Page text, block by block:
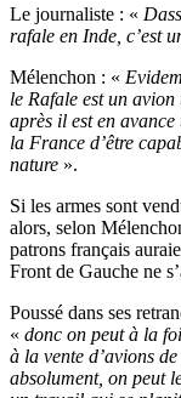
Le journaliste : «
rafale en Inde, c’est
Mélenchon : «
le Rafale est un
après il est en
la France d’être
nature ».
Si les armes sont
alors, selon
patrons français
Front de Gauche ne
Poussé dans ses
« donc on peut à la
à la vente d’avions
absolument, on peut